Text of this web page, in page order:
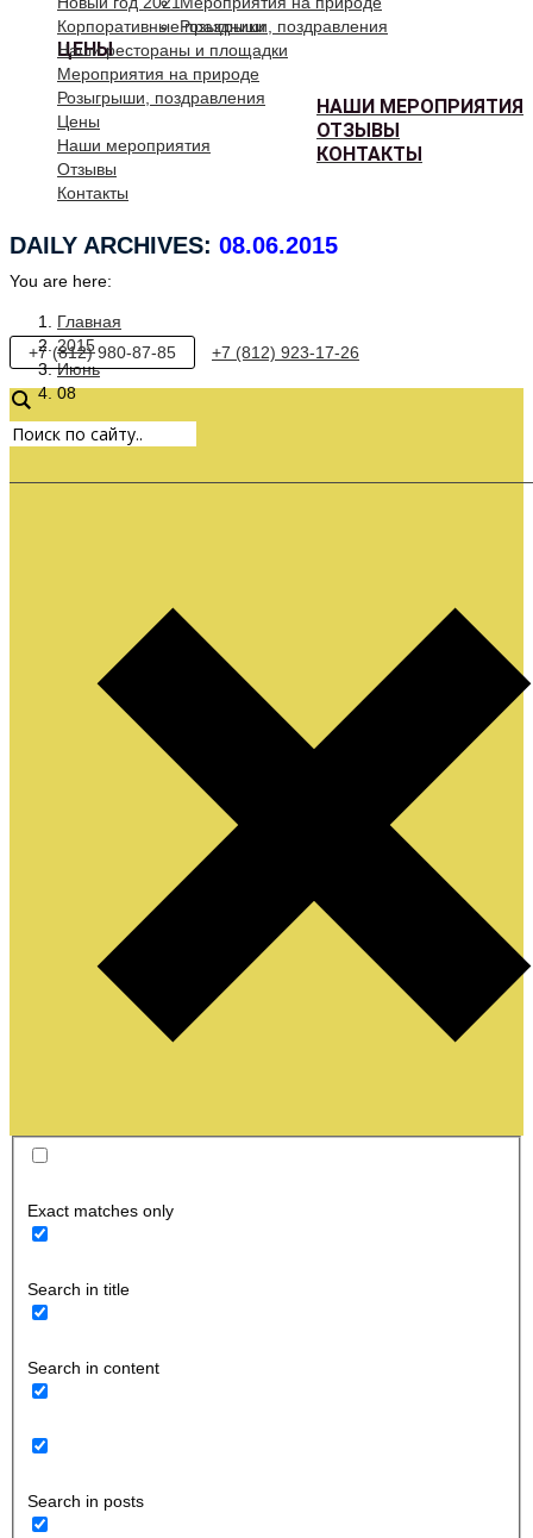
Розыгрыши, поздравления
ЦЕНЫ
НАШИ МЕРОПРИЯТИЯ
ОТЗЫВЫ
КОНТАКТЫ
Корпоративные праздники
Наши рестораны и площадки
Мероприятия на природе
Розыгрыши, поздравления
Цены
Наши мероприятия
Отзывы
Контакты
DAILY ARCHIVES: 08.06.2015
You are here:
Главная
2015
Июнь
08
+7 (812) 980-87-85 +7 (812) 923-17-26
Exact matches only
Search in title
Search in content
Search in posts